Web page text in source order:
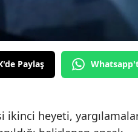
Diyarbakır
Edirne
Erzincan
Paylaş
ikinci heyeti,